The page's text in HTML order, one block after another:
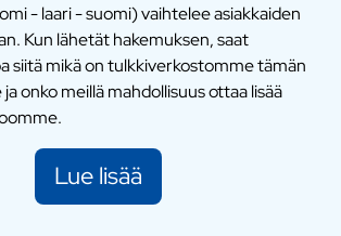
- laari - suomi) vaihtelee asiakkaiden
Kun lähetät hakemuksen, saat
siitä mikä on tulkkiverkostomme tämän
onko meillä mahdollisuus ottaa lisää
Lue lisää